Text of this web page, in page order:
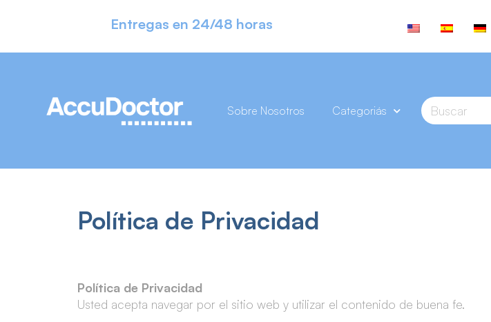
Entregas en 24/48 horas
Sobre Nosotros Categoriás
Política de Privacidad
Política de Privacidad
Usted acepta navegar por el sitio web y utilizar el contenido de buena fe.